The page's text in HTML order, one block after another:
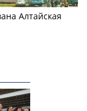
Алтайская